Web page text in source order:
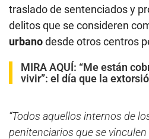
traslado de sentenciados y
delitos que se consideren
urbanodesde otros centros
MIRA AQUÍ: “Me están
vivir”: el día que la
“Todos aquellos internos de
penitenciarios que se